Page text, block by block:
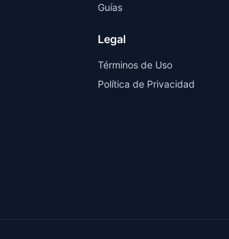
Guías
Legal
Términos de Uso
Política de Privacidad